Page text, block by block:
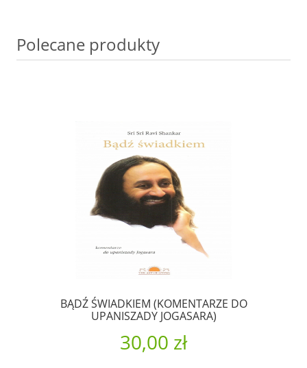
Polecane produkty
BĄDŹ ŚWIADKIEM (KOMENTARZE DO
UPANISZADY JOGASARA)
30,00 zł